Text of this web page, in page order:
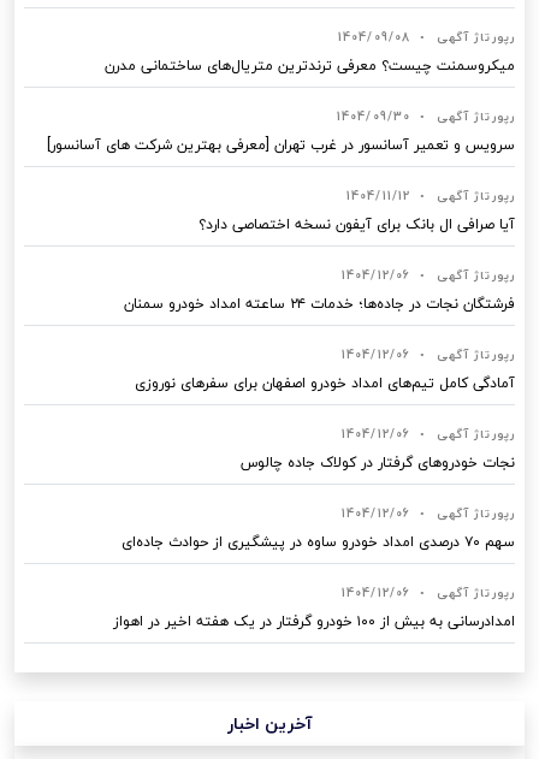
رپورتاژ آگهی •
1404/09/08
میکروسمنت چیست؟ معرفی ترندترین متریال‌های ساختمانی مدرن
رپورتاژ آگهی •
1404/09/30
سرویس و تعمیر آسانسور در غرب تهران [معرفی بهترین شرکت های آسانسور]
رپورتاژ آگهی •
1404/11/12
آیا صرافی ال بانک برای آیفون نسخه اختصاصی دارد؟
رپورتاژ آگهی •
1404/12/06
فرشتگان نجات در جاده‌ها؛ خدمات ۲۴ ساعته امداد خودرو سمنان
رپورتاژ آگهی •
1404/12/06
آمادگی کامل تیم‌های امداد خودرو اصفهان برای سفرهای نوروزی
رپورتاژ آگهی •
1404/12/06
نجات خودروهای گرفتار در کولاک جاده چالوس
رپورتاژ آگهی •
1404/12/06
سهم ۷۰ درصدی امداد خودرو ساوه در پیشگیری از حوادث جاده‌ای
رپورتاژ آگهی •
1404/12/06
امدادرسانی به بیش از ۱۰۰ خودرو گرفتار در یک هفته اخیر در اهواز
آخرین اخبار